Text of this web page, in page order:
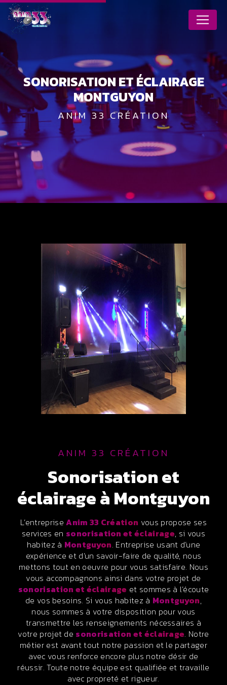
SONORISATION ET ÉCLAIRAGE
MONTGUYON
ANIM 33 CRÉATION
ANIM 33 CRÉATION
sonorisation et
éclairage à Montguyon
L’entrepriseAnim 33 Création vous propose ses
services en sonorisation et éclairage, si vous
habitez à Montguyon. Entreprise usant d’une
expérience et d’un savoir-faire de qualité, nous
mettons tout en oeuvre pour vous satisfaire. Nous
vous accompagnons ainsi dans votre projet de
sonorisation et éclairage et sommes à l’écoute
de vos besoins. Si vous habitez à Montguyon,
nous sommes à votre disposition pour vous
transmettre les renseignements nécessaires à
votre projet de sonorisation et éclairage. Notre
métier est avant tout notre passion et le partager
avec vous renforce encore plus notre désir de
réussir. Toute notre équipe est qualifiée et travaille
avec propreté et rigueur.
Panneau de gestion des cookies